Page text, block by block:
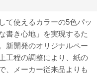
て使えるカラーの5色パッ
書き心地」を実現するた
新開発のオリジナルペー
工程の調整により、紙の
、メーカー従来品よりも